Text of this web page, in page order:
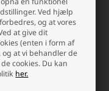
Ved hjælp
og at vores
at give dit
(enten i form af
at vi behandler de
cookies. Du kan
her.
Folieballon "Happy
H: 40 cm,